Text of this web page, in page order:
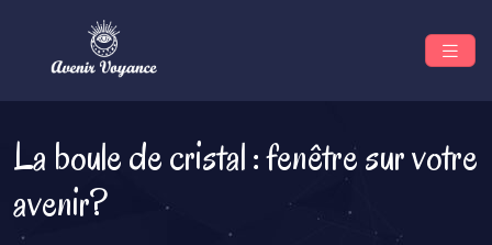
La boule de cristal : fenêtre sur votre
avenir?